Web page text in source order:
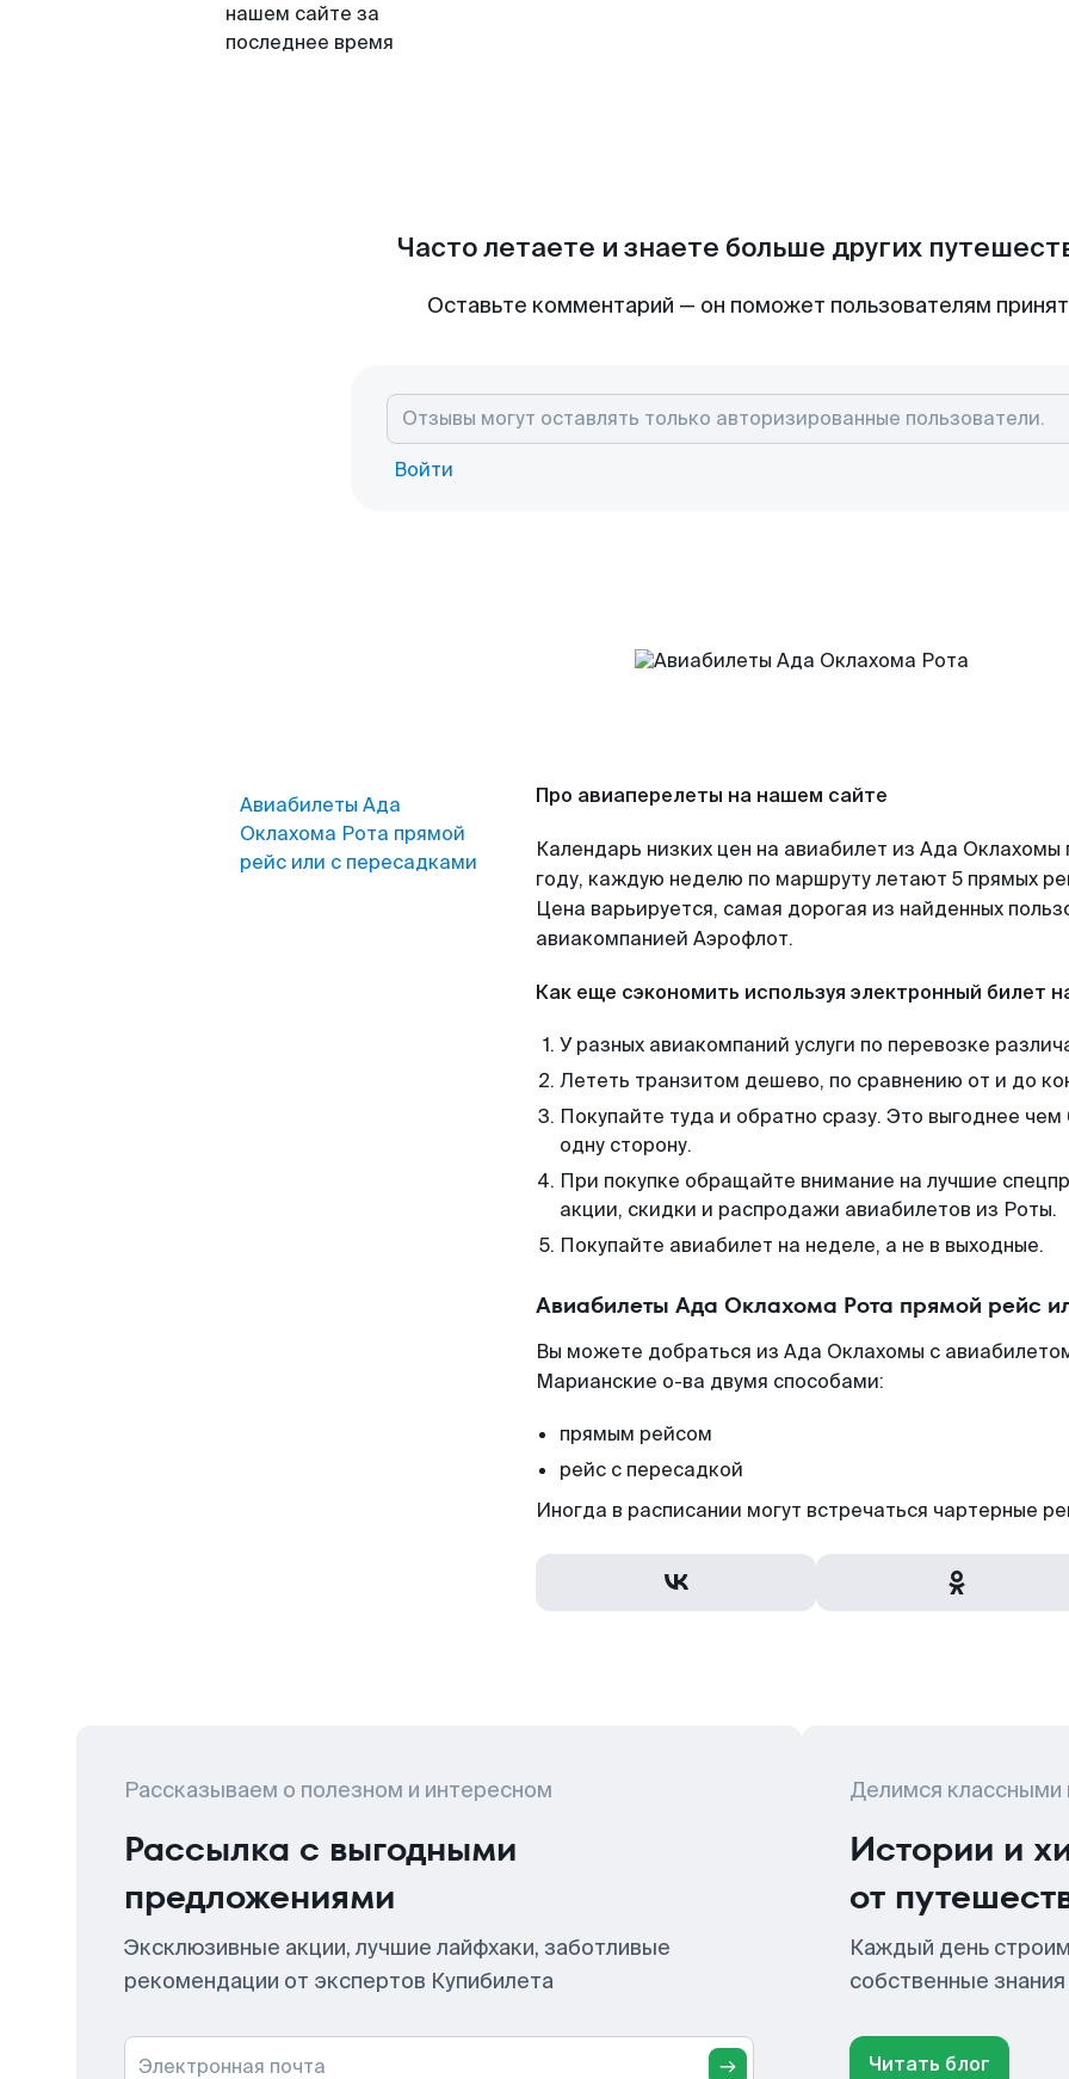
нашем сайте за
последнее время
Часто летаете и знаете больше других
Оставьте комментарий — он поможет пользователям
Войти
Авиабилеты Ада
Оклахома Рота прямой
рейс или с пересадками
Про авиаперелеты на нашем сайте
Календарь низких цен на авиабилет из Ада
году, каждую неделю по маршруту летают 5 прямых
Цена варьируется, самая дорогая из найденных
авиакомпанией Аэрофлот.
Как еще сэкономить используя электронный билет
У разных авиакомпаний услуги по перевозке
Лететь транзитом дешево, по сравнению от и до
Покупайте туда и обратно сразу. Это выгоднее
одну сторону.
При покупке обращайте внимание на лучшие
акции, скидки и распродажи авиабилетов из Роты.
Покупайте авиабилет на неделе, а не в выходные.
Авиабилеты Ада Оклахома Рота прямой рейс
Вы можете добраться из Ада Оклахомы с
Марианские о-ва двумя способами:
прямым рейсом
рейс с пересадкой
Иногда в расписании могут встречаться чартерные
Рассказываем о полезном и интересном
Рассылка с выгодными
предложениями
Эксклюзивные акции, лучшие лайфхаки, заботливые
рекомендации от экспертов Купибилета
Электронная почта
Делимся классными
Истории и
от
Каждый день
собственные
Читать блог